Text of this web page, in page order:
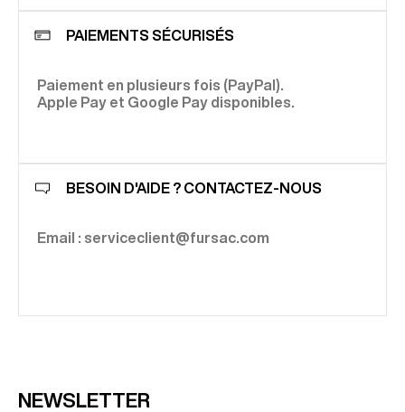
PAIEMENTS SÉCURISÉS
Paiement en plusieurs fois (PayPal).
Apple Pay et Google Pay disponibles.
BESOIN D'AIDE ? CONTACTEZ-NOUS
Email : serviceclient@fursac.com
NEWSLETTER